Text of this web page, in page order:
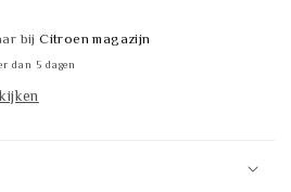
bijCitroen magazijn
dan 5 dagen